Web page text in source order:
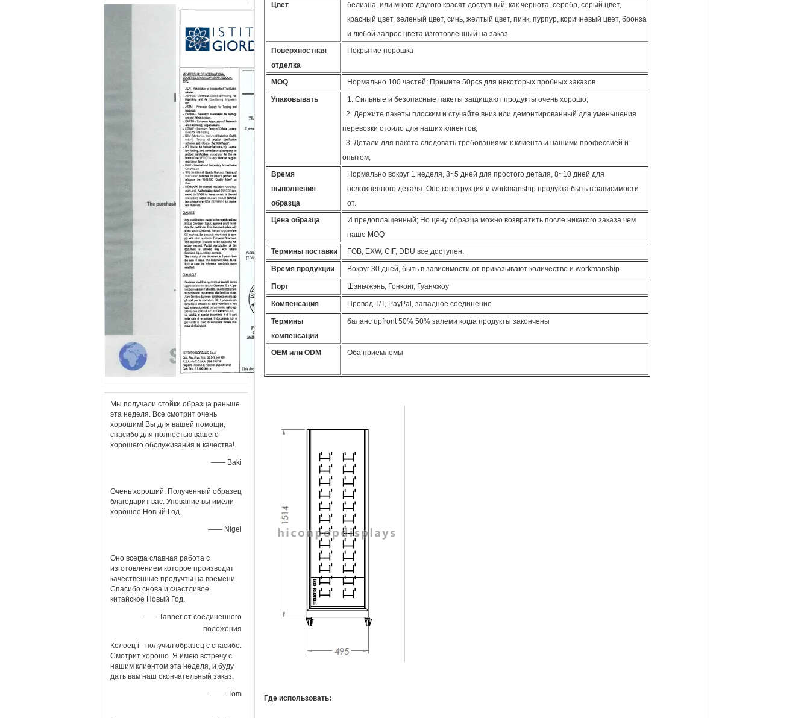
Мы получали стойки образца раньше
эта неделя. Все смотрит очень
хорошим! Вы для вашей помощи,
спасибо для полностью вашего
хорошего обслуживания и качества!
—— Baki
Очень хороший. Полученный образец
благодарит вас. Упование вы имели
хорошее Новый Год.
—— Nigel
Оно всегда славная работа с
изготовлением которое производит
качественные продучты на времени.
Спасибо снова и счастливое
китайское Новый Год.
—— Tanner от соединенного
положения
Колоец i - получил образец с спасибо.
Смотрит хорошо. Я имею встречу с
нашим клиентом эта неделя, и буду
дать вам наш окончательный заказ.
—— Tom
Цвет
белизна, или много другого красят доступный, как чернота, серебр, серый цвет,
красный цвет, зеленый цвет, синь, желтый цвет, пинк, пурпур, коричневый цвет, бронза
и любой запрос цвета изготовленный на заказ
Поверхностная
отделка
Покрытие порошка
MOQ Нормально 100 частей; Примите 50pcs для некоторых пробных заказов
Упаковывать
1. Сильные и безопасные пакеты защищают продукты очень хорошо;
2. Держите пакеты плоским и стучайте вниз или демонтированный для уменьшения
перевозки стоило для наших клиентов;
3. Детали для пакета следовать требованиями к клиента и нашими профессией и
опытом;
Время
выполнения
образца
Нормально вокруг 1 неделя, 3~5 дней для простого деталя, 8~10 дней для
осложненного деталя. Оно конструкция и workmanship продукта быть в зависимости
от.
Цена образца
И предоплащенный; Но цену образца можно возвратить после никакого заказа чем
наше MOQ
Термины поставки
FOB, EXW, CIF, DDU все доступен.
Время продукции Вокруг 30 дней, быть в зависимости от приказывают количество и workmanship.
Порт Шэньчжэнь, Гонконг, Гуанчжоу
Компенсация Провод T/T, PayPal, западное соединение
Термины
компенсации
баланс upfront 50% 50% залеми когда продукты закончены
OEM или ODM Оба приемлемы
Где использовать: